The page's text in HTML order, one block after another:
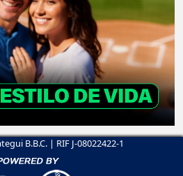
B.B.C. | RIF J-08022422-1